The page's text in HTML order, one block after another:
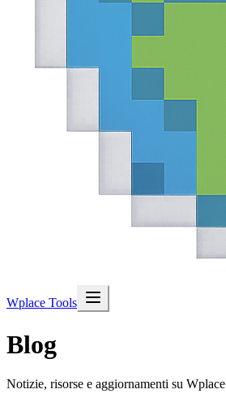
Wplace Tools
Blog
Notizie, risorse e aggiornamenti su Wplace